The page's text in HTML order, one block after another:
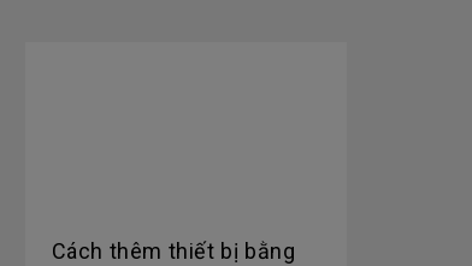
Cách thêm thiết bị bằng